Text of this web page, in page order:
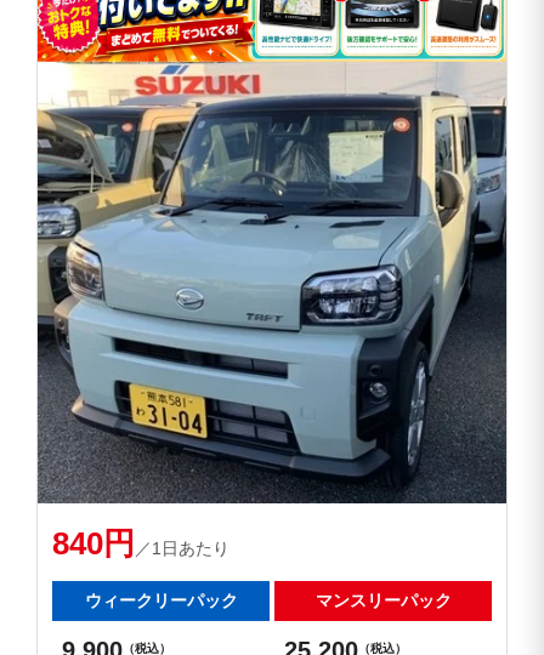
840円 ／1日あたり
ウィークリーパック マンスリーパック
（税込） （税込）